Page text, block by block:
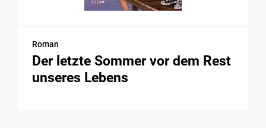
Roman
Der letzte Sommer vor dem Rest
unseres Lebens